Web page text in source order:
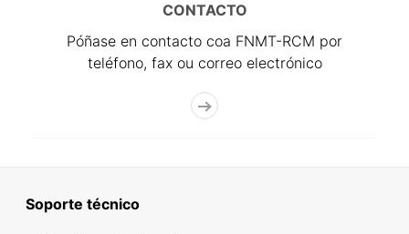
CONTACTO
Póñase en contacto coa FNMT-RCM por
teléfono, fax ou correo electrónico
Soporte técnico